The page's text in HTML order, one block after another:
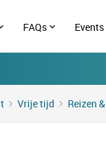
FAQs Events
Vrije tijd Reizen